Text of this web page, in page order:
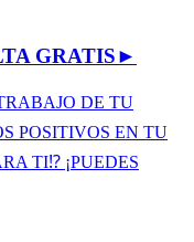
GRATIS►
DE TU
POSITIVOS EN TU
TI⁉️ ¡PUEDES